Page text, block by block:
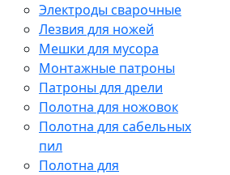
Электроды сварочные
Лезвия для ножей
Мешки для мусора
Монтажные патроны
Патроны для дрели
Полотна для ножовок
Полотна для сабельных
пил
Полотна для